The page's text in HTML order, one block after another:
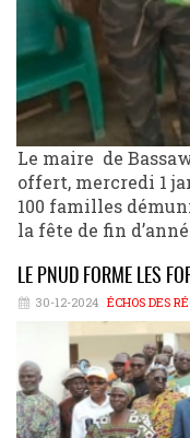
Le maire de
offert, mercredi 1
100 familles
la fête de fin
LE PNUD FORME LES
30-12-2024 ÉCHOS DES